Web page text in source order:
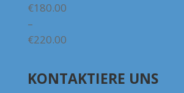
€180.00
–
€220.00Preisspanne:
bis
€220.00
KONTAKTIERE UNS